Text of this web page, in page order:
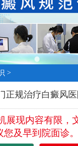
>
正规治疗白癜风
展现内容有限，
您及早到院面诊。